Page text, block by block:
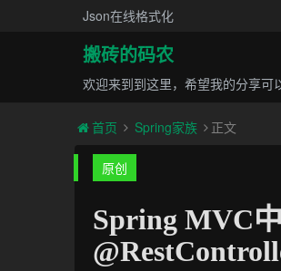
Json在线格式化
搬砖的码农
欢迎来到到这里，希望我的分享可
首页 Spring家族 正文
原创
Spring MVC